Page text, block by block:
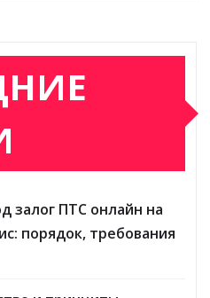
залог ПТС онлайн на
порядок, требования